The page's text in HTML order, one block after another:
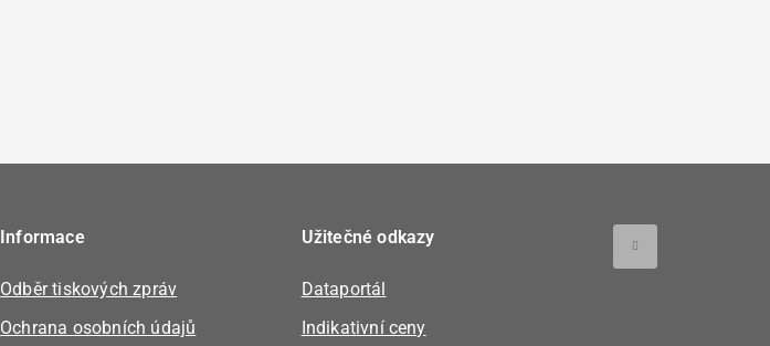
Informace
Odběr tiskových zpráv
Ochrana osobních údajů
Užitečné odkazy
Dataportál
Indikativní ceny